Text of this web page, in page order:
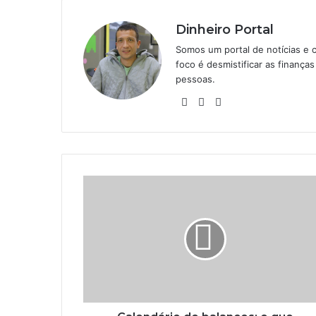
Dinheiro Portal
Somos um portal de notícias e
foco é desmistificar as
pessoas.
WebsiteLinkedin